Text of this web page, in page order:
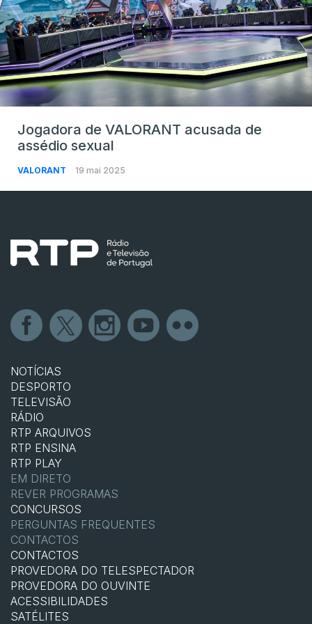
Jogadora de VALORANT acusada de
assédio sexual
VALORANT 19 mai 2025
NOTÍCIAS
DESPORTO
TELEVISÃO
RÁDIO
RTP ARQUIVOS
RTP ENSINA
RTP PLAY
EM DIRETO
REVER PROGRAMAS
CONCURSOS
PERGUNTAS FREQUENTES
CONTACTOS
CONTACTOS
PROVEDORA DO TELESPECTADOR
PROVEDORA DO OUVINTE
ACESSIBILIDADES
SATÉLITES